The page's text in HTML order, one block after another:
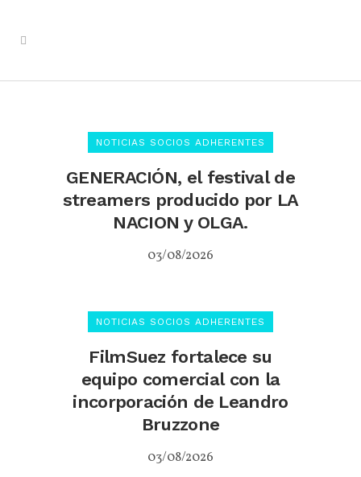
NOTICIAS SOCIOS ADHERENTES
GENERACIÓN, el festival de
streamers producido por LA
NACION y OLGA.
03/08/2026
NOTICIAS SOCIOS ADHERENTES
FilmSuez fortalece su
equipo comercial con la
incorporación de Leandro
Bruzzone
03/08/2026